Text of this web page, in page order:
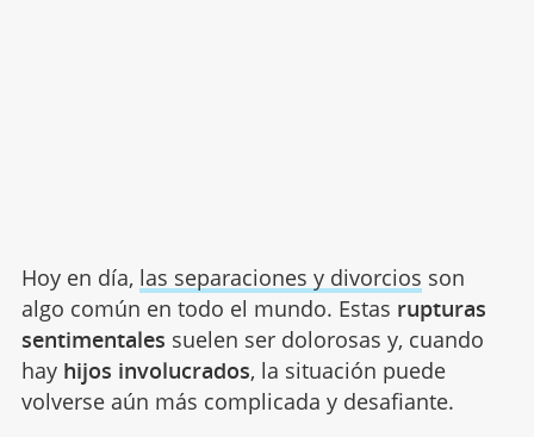
Hoy en día, las separaciones y divorcios son
algo común en todo el mundo. Estas rupturas
sentimentales suelen ser dolorosas y, cuando
hay hijos involucrados, la situación puede
volverse aún más complicada y desafiante.